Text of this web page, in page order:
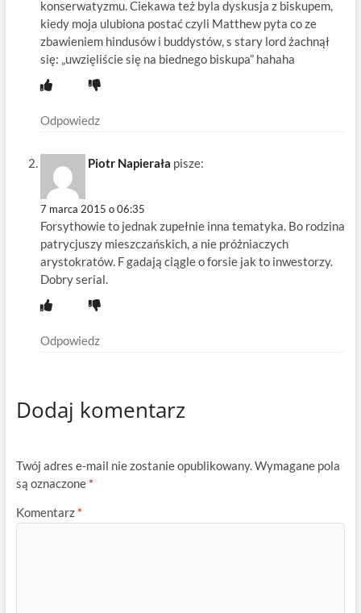
konserwatyzmu. Ciekawa też byla dyskusja z biskupem,
kiedy moja ulubiona postać czyli Matthew pyta co ze
zbawieniem hindusów i buddystów, s stary lord żachnął
się: „uwzięliście się na biednego biskupa” hahaha
Odpowiedz
Piotr Napierała pisze:
7 marca 2015 o 06:35
Forsythowie to jednak zupełnie inna tematyka. Bo rodzina
patrycjuszy mieszczańskich, a nie próżniaczych
arystokratów. F gadają ciągle o forsie jak to inwestorzy.
Dobry serial.
Odpowiedz
Dodaj komentarz
Twój adres e-mail nie zostanie opublikowany.Wymagane pola
są oznaczone *
Komentarz *